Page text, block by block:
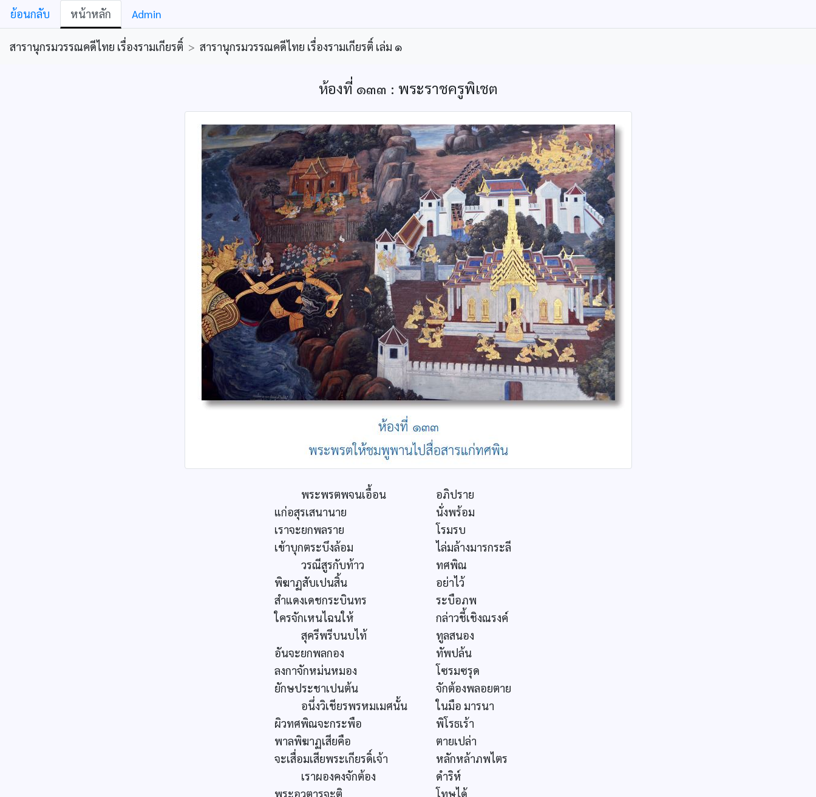
ย้อนกลับ หน้าหลัก Admin
สารานุกรมวรรณคดีไทย เรื่องรามเกียรติ์ > สารานุกรมวรรณคดีไทย เรื่องรามเกียรติ์ เล่ม ๑
ห้องที่ ๑๓๓ : พระราชครูพิเชต
พระพรตพจนเอื้อน
อภิปราย
แก่อสุรเสนานาย
นั่งพร้อม
เราจะยกพลราย
โรมรบ
เข้าบุกตระบึงล้อม
ไล่มล้างมารกระลี
วรณีสูรกับท้าว
ทศพิณ
พิฆาฏสับเปนสิ้น
อย่าไว้
สำแดงเดชกระบินทร
ระบือภพ
ใครจักเหนไฉนให้
กล่าวชี้เชิงณรงค์
สุครีพรีบนบไท้
ทูลสนอง
อันจะยกพลกอง
ทัพปล้น
ลงกาจักหม่นหมอง
โซรมซรุด
ยักษประชาเปนต้น
จักต้องพลอยตาย
อนึ่งวิเชียรพรหมเมศนั้น
ในมือ มารนา
ผิวทศพิณจะกระพือ
พิโรธเร้า
พาลพิฆาฏเสียคือ
ตายเปล่า
จะเสื่อมเสียพระเกียรดิ์เจ้า
หลักหล้าภพไตร
เราผองคงจักต้อง
ดำริห์
พระอวตารจะติ
โทษได้